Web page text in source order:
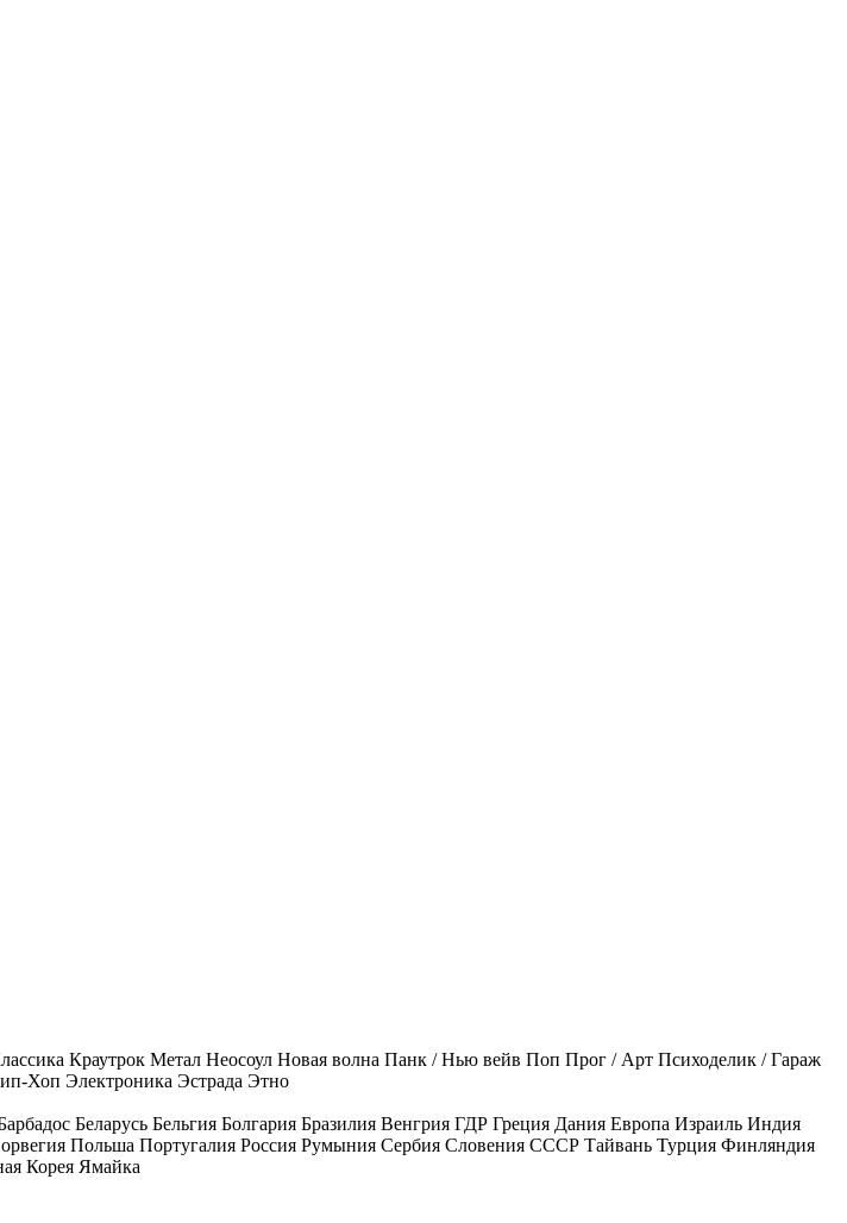
Краутрок Метал Неосоул Новая волна Панк / Нью вейв Поп Прог / Арт Психоделик / Гараж
Хоп Электроника Эстрада Этно
Беларусь Бельгия Болгария Бразилия Венгрия ГДР Греция Дания Европа Израиль Индия
Польша Португалия Россия Румыния Сербия Словения СССР Тайвань Турция Финляндия
Корея Ямайка